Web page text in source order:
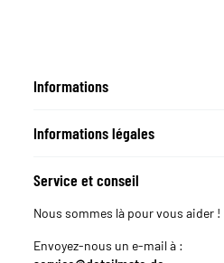
Informations
Informations légales
Service et conseil
Nous sommes là pour vous aider !
Envoyez-nous un e-mail à :